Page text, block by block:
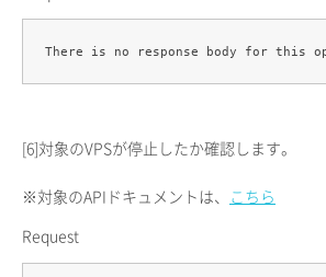
[6]対象のVPSが停止したか確認します。
※対象のAPIドキュメントは、 こちら
Request